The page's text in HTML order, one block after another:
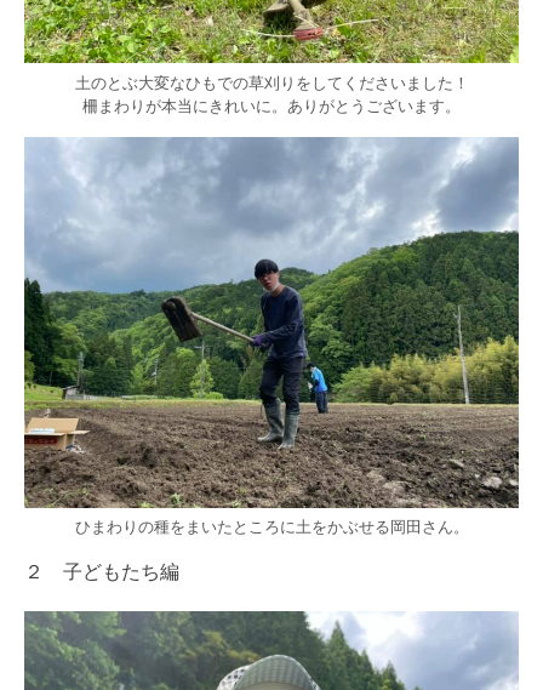
土のとぶ大変なひもでの草刈りをしてくださいました！
柵まわりが本当にきれいに。ありがとうございます。
ひまわりの種をまいたところに土をかぶせる岡田さん。
２ 子どもたち編